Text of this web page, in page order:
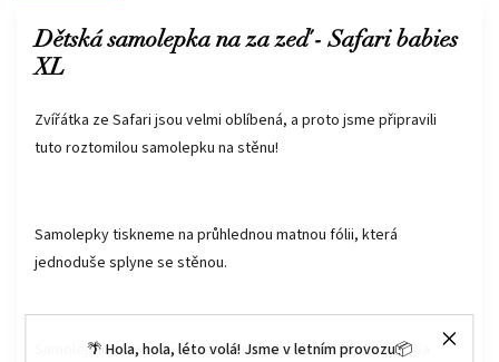
🌴 Hola, hola, léto volá! Jsme v letním provozu📦
Dětská samolepka na za zeď - Safari babies
XL
Zvířátka ze Safari jsou velmi oblíbená, a proto jsme připravili
tuto roztomilou samolepku na stěnu!
Samolepky tiskneme na průhlednou matnou fólii, která
jednoduše splyne se stěnou.
Samolepku zpracováváme na arch o velikosti 98 x 65 cm. Na